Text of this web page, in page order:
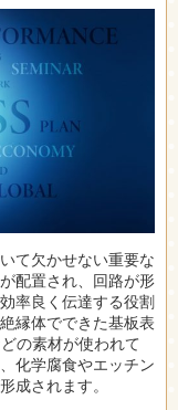
て欠かせない重要な
配置され、回路が形
率良く伝達する役割
縁体でできた基板表
の素材が使われて
化学腐食やエッチン
成されます。